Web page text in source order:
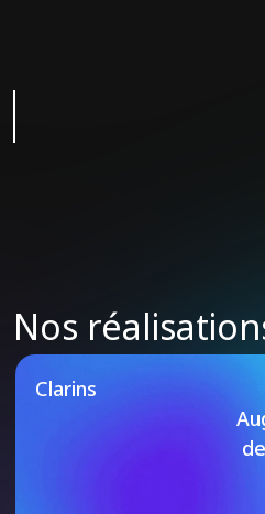
Nos
Nos Études
Clarins